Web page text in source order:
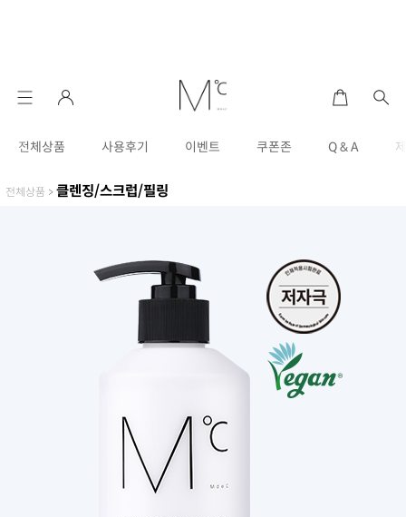
전체상품 사용후기 이벤트 쿠폰존 Q & A
전체상품 > 클렌징/스크럽/필링